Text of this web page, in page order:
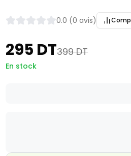
0.0 (0 avis)
295 DT399 DT
En stock